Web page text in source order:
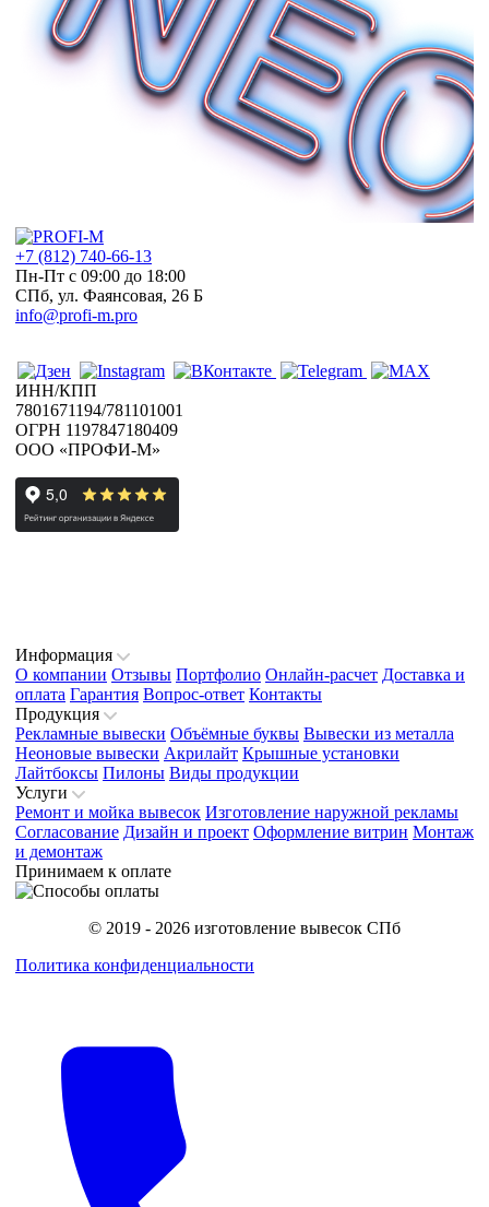
+7 (812) 740-66-13
Пн-Пт с 09:00 до 18:00
СПб, ул. Фаянсовая, 26 Б
info@profi-m.pro
ИНН/КПП
7801671194/781101001
ОГРН 1197847180409
ООО «ПРОФИ-М»
Информация
О компании Отзывы Портфолио Онлайн-расчет Доставка и
оплата Гарантия Вопрос-ответ Контакты
Продукция
Рекламные вывески Объёмные буквы Вывески из металла
Неоновые вывески Акрилайт Крышные установки
Лайтбоксы Пилоны Виды продукции
Услуги
Ремонт и мойка вывесок Изготовление наружной рекламы
Согласование Дизайн и проект Оформление витрин Монтаж
и демонтаж
Принимаем к оплате
© 2019 - 2026 изготовление вывесок СПб
Политика конфиденциальности